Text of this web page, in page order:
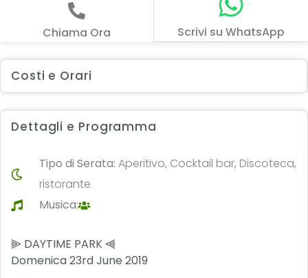
Chiama Ora Scrivi su WhatsApp
Costi e Orari
Dettagli e Programma
Tipo di Serata:Aperitivo, Cocktail bar, Discoteca,
ristorante
Musica:
⫸ DAYTIME PARK ⫷
Domenica 23rd June 2019